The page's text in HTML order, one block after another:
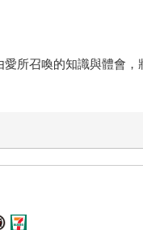
所召喚的知識與體會，